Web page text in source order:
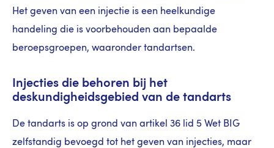
Het geven van een injectie is een heelkundige
handeling die is voorbehouden aan bepaalde
beroepsgroepen, waaronder tandartsen.
Injecties die behoren bij het
deskundigheidsgebied van de tandarts
De tandarts is op grond van artikel 36 lid 5 Wet BIG
zelfstandig bevoegd tot het geven van injecties, maar